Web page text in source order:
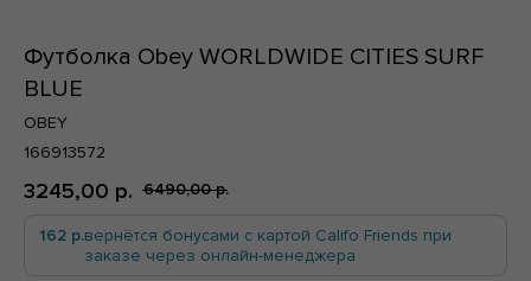
Футболка Obey WORLDWIDE CITIES SURF
BLUE
OBEY
166913572
3245,00 р. 6490,00 р.
162 р.вернётся бонусами с картой Califo Friends при
заказе через онлайн-менеджера